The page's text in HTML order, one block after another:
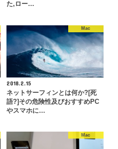
た,ロー…
Mac
2018.2.15
ネットサーフィンとは何か?[死
語?]その危険性及びおすすめPC
やスマホに…
Mac